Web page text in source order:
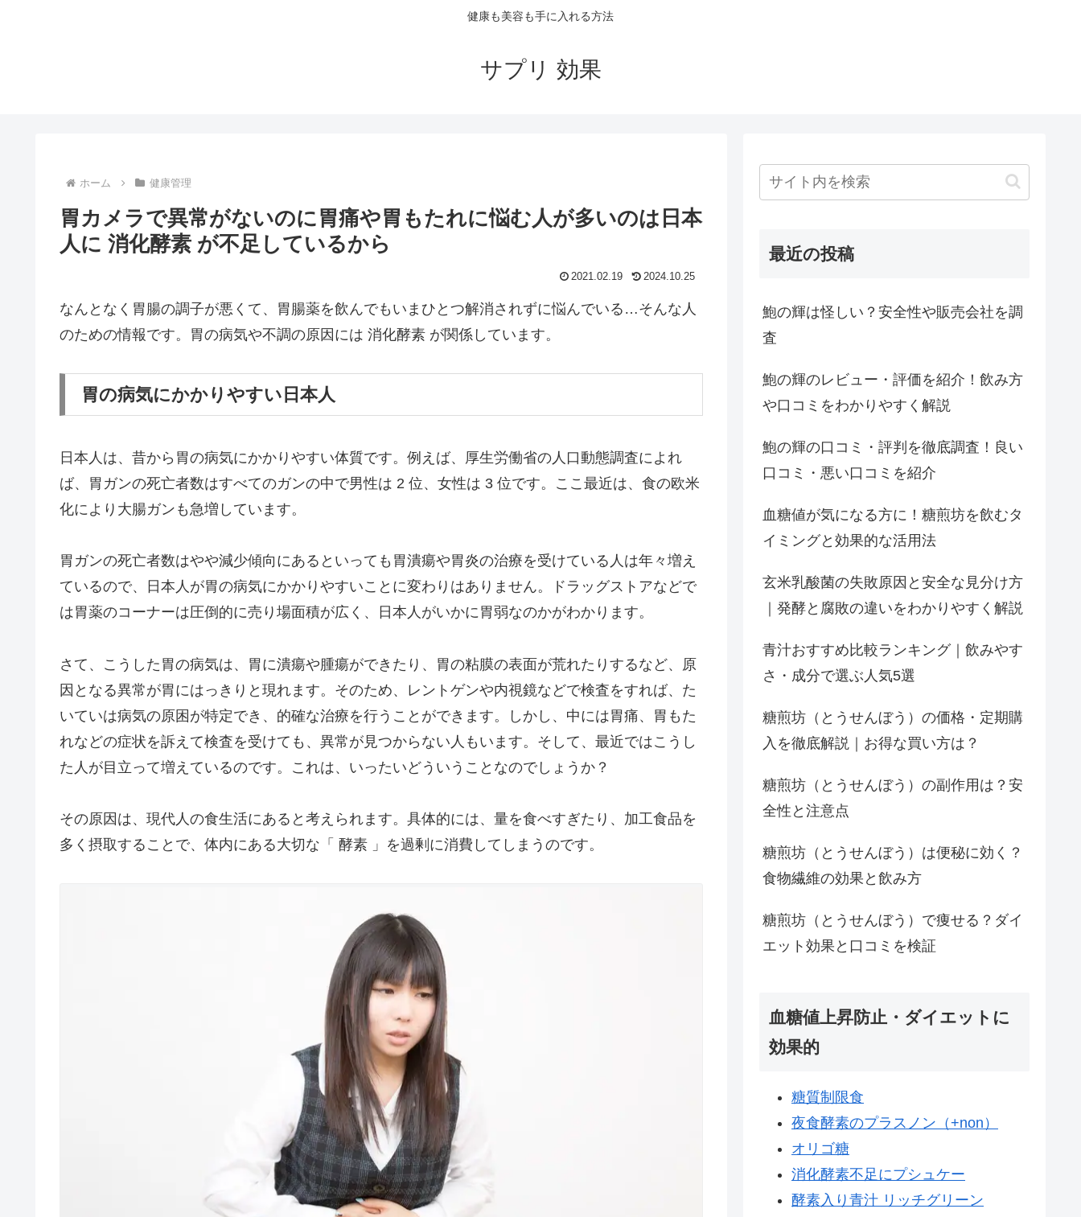
健康も美容も手に入れる方法
サプリ 効果
ホーム 健康管理
胃カメラで異常がないのに胃痛や胃もたれに悩む人が多いのは日本
人に 消化酵素 が不足しているから
2021.02.19 2024.10.25
なんとなく胃腸の調子が悪くて、胃腸薬を飲んでもいまひとつ解消されずに悩んでいる…そんな人
のための情報です。胃の病気や不調の原因には 消化酵素 が関係しています。
胃の病気にかかりやすい日本人
日本人は、昔から胃の病気にかかりやすい体質です。例えば、厚生労働省の人口動態調査によれ
ば、胃ガンの死亡者数はすべてのガンの中で男性は 2 位、女性は 3 位です。ここ最近は、食の欧米
化により大腸ガンも急増しています。
胃ガンの死亡者数はやや減少傾向にあるといっても胃潰瘍や胃炎の治療を受けている人は年々増え
ているので、日本人が胃の病気にかかりやすいことに変わりはありません。ドラッグストアなどで
は胃薬のコーナーは圧倒的に売り場面積が広く、日本人がいかに胃弱なのかがわかります。
さて、こうした胃の病気は、胃に潰瘍や腫瘍ができたり、胃の粘膜の表面が荒れたりするなど、原
因となる異常が胃にはっきりと現れます。そのため、レントゲンや内視鏡などで検査をすれば、た
いていは病気の原困が特定でき、的確な治療を行うことができます。しかし、中には胃痛、胃もた
れなどの症状を訴えて検査を受けても、異常が見つからない人もいます。そして、最近ではこうし
た人が目立って増えているのです。これは、いったいどういうことなのでしょうか？
その原因は、現代人の食生活にあると考えられます。具体的には、量を食べすぎたり、加工食品を
多く摂取することで、体内にある大切な「 酵素 」を過剰に消費してしまうのです。
最近の投稿
鮑の輝は怪しい？安全性や販売会社を調
査
鮑の輝のレビュー・評価を紹介！飲み方
や口コミをわかりやすく解説
鮑の輝の口コミ・評判を徹底調査！良い
口コミ・悪い口コミを紹介
血糖値が気になる方に！糖煎坊を飲むタ
イミングと効果的な活用法
玄米乳酸菌の失敗原因と安全な見分け方
｜発酵と腐敗の違いをわかりやすく解説
青汁おすすめ比較ランキング｜飲みやす
さ・成分で選ぶ人気5選
糖煎坊（とうせんぼう）の価格・定期購
入を徹底解説｜お得な買い方は？
糖煎坊（とうせんぼう）の副作用は？安
全性と注意点
糖煎坊（とうせんぼう）は便秘に効く？
食物繊維の効果と飲み方
糖煎坊（とうせんぼう）で痩せる？ダイ
エット効果と口コミを検証
血糖値上昇防止・ダイエットに
効果的
糖質制限食
夜食酵素のプラスノン（+non）
オリゴ糖
消化酵素不足にプシュケー
酵素入り青汁 リッチグリーン